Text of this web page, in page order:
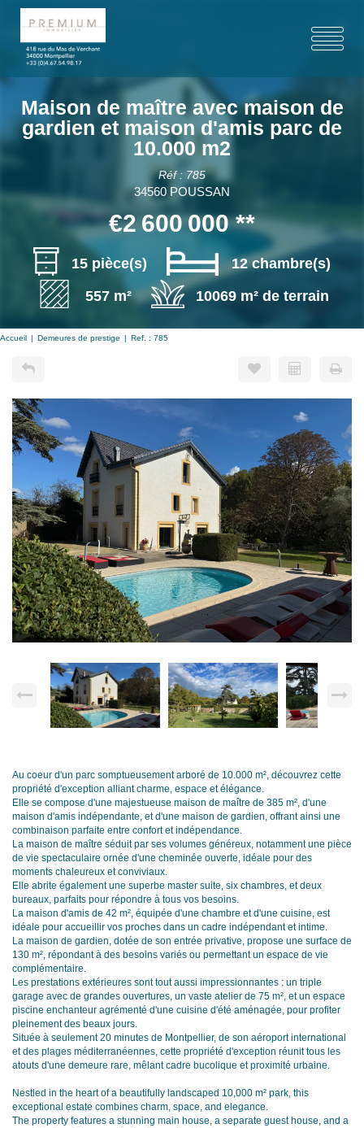
Maison de maître avec maison de
gardien et maison d'amis parc de
10.000 m2
Réf : 785
34560 POUSSAN
€2 600 000**
15 pièce(s)
12 chambre(s)
557 m²
10069 m² de terrain
Accueil Demeures de prestige Ref. : 785
Au coeur d'un parc somptueusement arboré de 10.000 m², découvrez cette
propriété d'exception alliant charme, espace et élégance.
Elle se compose d'une majestueuse maison de maître de 385 m², d'une
maison d'amis indépendante, et d'une maison de gardien, offrant ainsi une
combinaison parfaite entre confort et indépendance.
La maison de maître séduit par ses volumes généreux, notamment une pièce
de vie spectaculaire ornée d'une cheminée ouverte, idéale pour des
moments chaleureux et conviviaux.
Elle abrite également une superbe master suite, six chambres, et deux
bureaux, parfaits pour répondre à tous vos besoins.
La maison d'amis de 42 m², équipée d'une chambre et d'une cuisine, est
idéale pour accueillir vos proches dans un cadre indépendant et intime.
La maison de gardien, dotée de son entrée privative, propose une surface de
130 m², répondant à des besoins variés ou permettant un espace de vie
complémentaire.
Les prestations extérieures sont tout aussi impressionnantes : un triple
garage avec de grandes ouvertures, un vaste atelier de 75 m², et un espace
piscine enchanteur agrémenté d'une cuisine d'été aménagée, pour profiter
pleinement des beaux jours.
Située à seulement 20 minutes de Montpellier, de son aéroport international
et des plages méditerranéennes, cette propriété d'exception réunit tous les
atouts d'une demeure rare, mêlant cadre bucolique et proximité urbaine.
Nestled in the heart of a beautifully landscaped 10,000 m² park, this
exceptional estate combines charm, space, and elegance.
The property features a stunning main house, a separate guest house, and a